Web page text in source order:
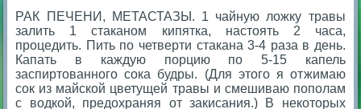
РАК ПЕЧЕНИ, МЕТАСТАЗЫ. 1 чайную ложку травы
залить 1 стаканом кипятка, настоять 2 часа,
процедить. Пить по четверти стакана 3-4 раза в день.
Капать в каждую порцию по 5-15 капель
заспиртованного сока будры. (Для этого я отжимаю
сок из майской цветущей травы и смешиваю пополам
с водкой, предохраняя от закисания.) В некоторых